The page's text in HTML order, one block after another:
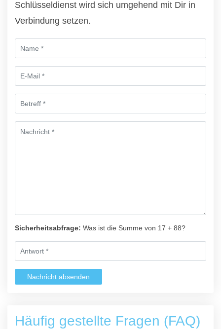
Schlüsseldienst wird sich umgehend mit Dir in
Verbindung setzen.
Sicherheitsabfrage: Was ist die Summe von 17 + 88?
Nachricht absenden
Häufig gestellte Fragen (FAQ)